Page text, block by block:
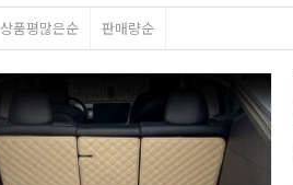
상품평많은순 판매량순